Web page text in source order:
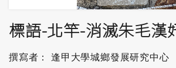
標語-北竿-消滅朱毛漢
撰寫者： 逢甲大學城鄉發展研究中心